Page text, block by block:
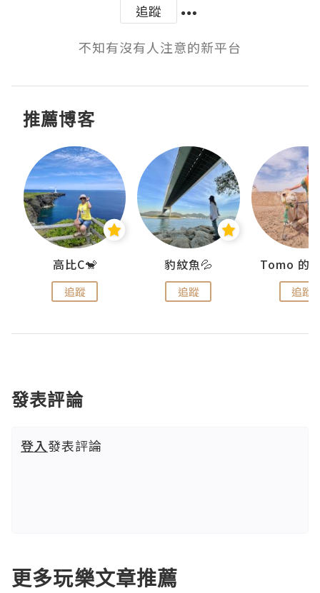
追蹤
不知有沒有人注意的新平台
推薦博客
高比C🐒
追蹤
豹紋魚💦
追蹤 追蹤
發表評論
登入發表評論
更多玩樂文章推薦